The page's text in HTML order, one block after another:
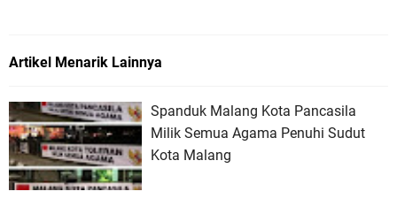
Artikel Menarik Lainnya
Spanduk Malang Kota Pancasila
Milik Semua Agama Penuhi Sudut
Kota Malang